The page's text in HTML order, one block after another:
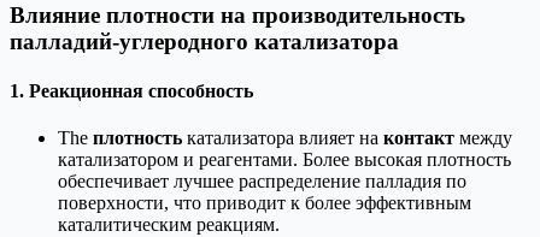
Влияние плотности на производительность
палладий-углеродного катализатора
1. Реакционная способность
The плотность катализатора влияет на контакт между
катализатором и реагентами. Более высокая плотность
обеспечивает лучшее распределение палладия по
поверхности, что приводит к более эффективным
каталитическим реакциям.